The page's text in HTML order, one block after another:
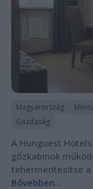
Magyarország
Gazdaság
A Hunguest
gőzkabinok
tehermentesítse
Bővebben...